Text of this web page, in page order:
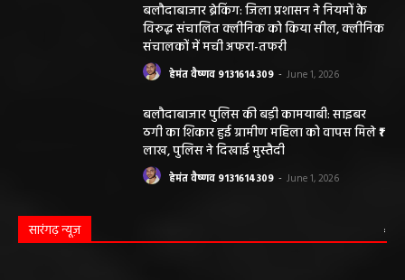
बलौदाबाजार ब्रेकिंग: जिला प्रशासन ने नियमों के
विरुद्ध संचालित क्लीनिक को किया सील, क्लीनिक
संचालकों में मची अफरा-तफरी
हेमंत वैष्णव 9131614309 - June 1, 2026
बलौदाबाजार पुलिस की बड़ी कामयाबी: साइबर
ठगी का शिकार हुई ग्रामीण महिला को वापस मिले ₹1
लाख, पुलिस ने दिखाई मुस्तैदी
हेमंत वैष्णव 9131614309 - June 1, 2026
सारंगढ़ न्यूज़